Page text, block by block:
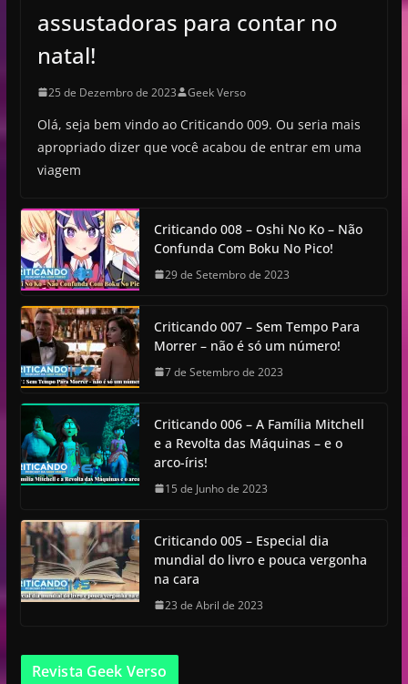
assustadoras para contar no
natal!
25 de Dezembro de 2023 Geek Verso
Olá, seja bem vindo ao Criticando 009. Ou seria mais
apropriado dizer que você acabou de entrar em uma
viagem
Criticando 008 – Oshi No Ko – Não
Confunda Com Boku No Pico!
29 de Setembro de 2023
Criticando 007 – Sem Tempo Para
Morrer – não é só um número!
7 de Setembro de 2023
Criticando 006 – A Família Mitchell
e a Revolta das Máquinas – e o
arco-íris!
15 de Junho de 2023
Criticando 005 – Especial dia
mundial do livro e pouca vergonha
na cara
23 de Abril de 2023
Revista Geek Verso